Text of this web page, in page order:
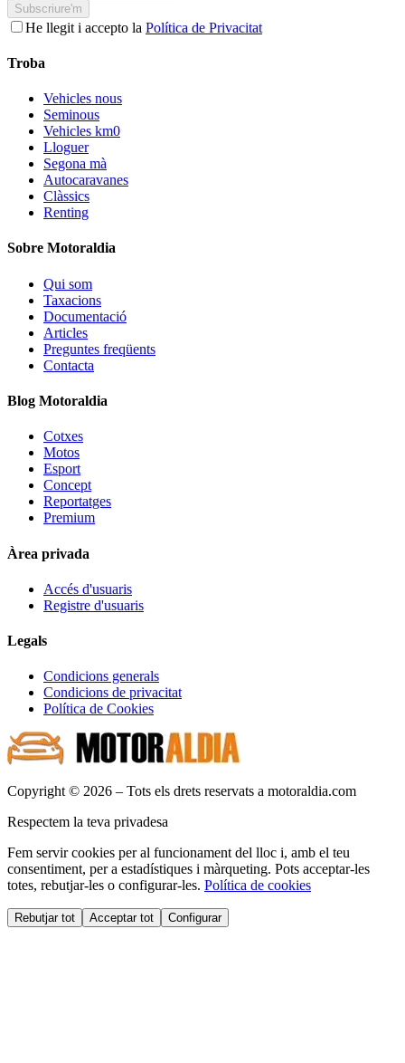
Subscriure'm
He llegit i accepto la Política de Privacitat
Troba
Vehicles nous
Seminous
Vehicles km0
Lloguer
Segona mà
Autocaravanes
Clàssics
Renting
Sobre Motoraldia
Qui som
Taxacions
Documentació
Articles
Preguntes freqüents
Contacta
Blog Motoraldia
Cotxes
Motos
Esport
Concept
Reportatges
Premium
Àrea privada
Accés d'usuaris
Registre d'usuaris
Legals
Condicions generals
Condicions de privacitat
Política de Cookies
Copyright © 2026 – Tots els drets reservats a motoraldia.com
Respectem la teva privadesa
Fem servir cookies per al funcionament del lloc i, amb el teu
consentiment, per a estadístiques i màrqueting. Pots acceptar-les
totes, rebutjar-les o configurar-les. Política de cookies
Rebutjar tot Acceptar tot Configurar